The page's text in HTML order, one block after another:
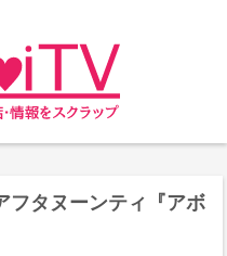
フタヌーンティ『アボ